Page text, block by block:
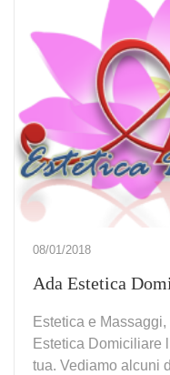
08/01/2018
Ada Estetica
Estetica e
Estetica Domiciliare
tua. Vediamo alcuni